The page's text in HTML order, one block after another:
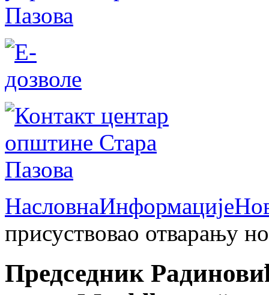
НасловнаИнформације
присуствовао отварању
Председник